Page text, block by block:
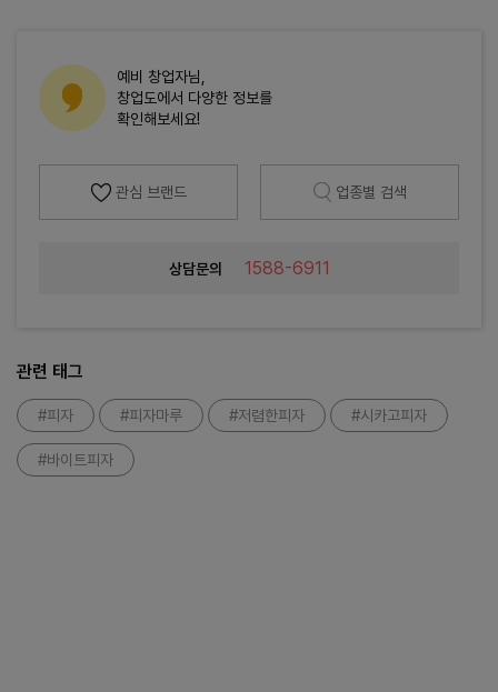
예비 창업자님,
창업도에서 다양한 정보를
확인해보세요!
관심 브랜드 업종별 검색
상담문의 1588-6911
관련 태그
#피자 #피자마루 #저렴한피자 #시카고피자
#바이트피자